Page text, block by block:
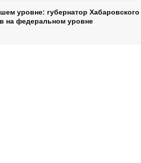
уровне: губернатор
на федеральном уровне